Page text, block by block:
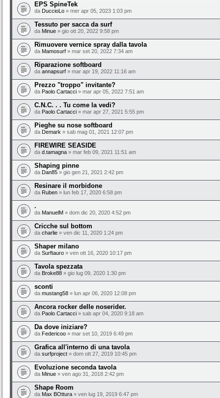
EPS SpineTek
da DuccioLo » mer apr 05, 2023 1:03 pm
Tessuto per sacca da surf
da Minue » gio ott 20, 2022 9:58 pm
Rimuovere vernice spray dalla tavola
da Mamosurf » mar set 20, 2022 7:34 am
Riparazione softboard
da annapsurf » mar apr 19, 2022 11:16 am
Prezzo "troppo" invitante?
da Paolo Cartacci » mar apr 05, 2022 7:51 am
C.N.C. . . Tu come la vedi?
da Paolo Cartacci » mar apr 27, 2021 5:55 pm
Pieghe su nose softboard
da Demark » sab mag 01, 2021 12:07 pm
FIREWIRE SEASIDE
da d.tamagna » mar feb 09, 2021 11:51 am
Shaping pinne
da Dan85 » gio gen 21, 2021 2:42 pm
Resinare il morbidone
da Ruben » lun feb 17, 2020 6:58 pm
.
da ManuelM » dom dic 20, 2020 4:52 pm
Cricche sul bottom
da charlie » ven dic 11, 2020 1:24 pm
Shaper milano
da Surftauro » ven ott 16, 2020 10:17 pm
Tavola spezzata
da Broke88 » gio lug 09, 2020 1:30 pm
sconti
da mustang58 » lun apr 06, 2020 12:08 pm
Ancora rocker delle noserider.
da Paolo Cartacci » sab apr 04, 2020 9:18 am
Da dove iniziare?
da Federicoo » mar set 10, 2019 6:49 pm
Grafica all'interno di una tavola
da surfproject » dom ott 27, 2019 10:45 pm
Evoluzione seconda tavola
da Minue » ven ago 31, 2018 2:42 pm
Shape Room
da Max BOttura » ven lug 19, 2019 6:47 pm